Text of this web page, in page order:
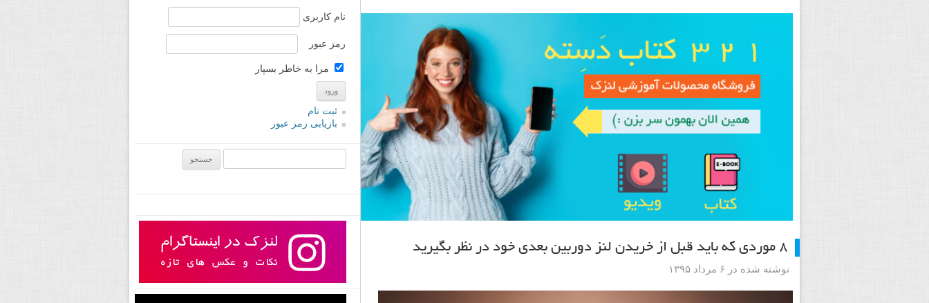
۸ موردی که باید قبل از خریدن لنز دوربین بعدی خود در نظر بگیرید
نوشته شده در ۶ مرداد ۱۳۹۵
نام کاربری
رمز عبور
مرا به خاطر بسپار
ثبت نام
بازیابی رمز عبور